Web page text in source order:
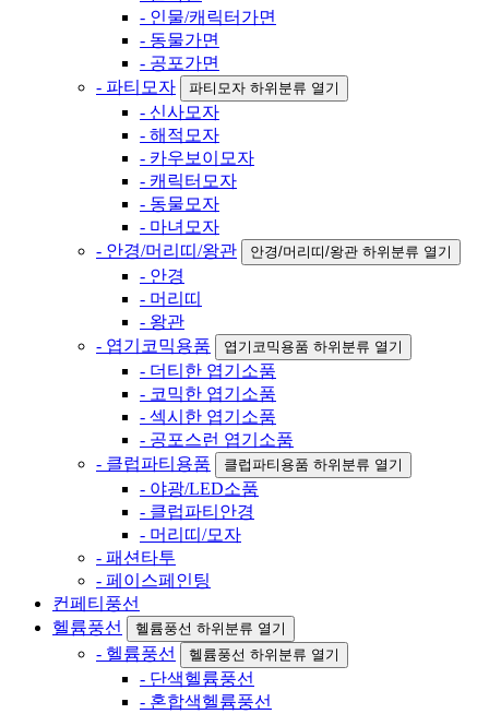
- 인물/캐릭터가면
- 동물가면
- 공포가면
- 파티모자
파티모자 하위분류 열기
- 신사모자
- 해적모자
- 카우보이모자
- 캐릭터모자
- 동물모자
- 마녀모자
- 안경/머리띠/왕관
안경/머리띠/왕관 하위분류 열기
- 안경
- 머리띠
- 왕관
- 엽기코믹용품
엽기코믹용품 하위분류 열기
- 더티한 엽기소품
- 코믹한 엽기소품
- 섹시한 엽기소품
- 공포스런 엽기소품
- 클럽파티용품
클럽파티용품 하위분류 열기
- 야광/LED소품
- 클럽파티안경
- 머리띠/모자
- 패션타투
- 페이스페인팅
컨페티풍선
헬륨풍선
헬륨풍선 하위분류 열기
- 헬륨풍선 헬륨풍선 하위분류 열기
- 단색헬륨풍선
- 혼합색헬륨풍선